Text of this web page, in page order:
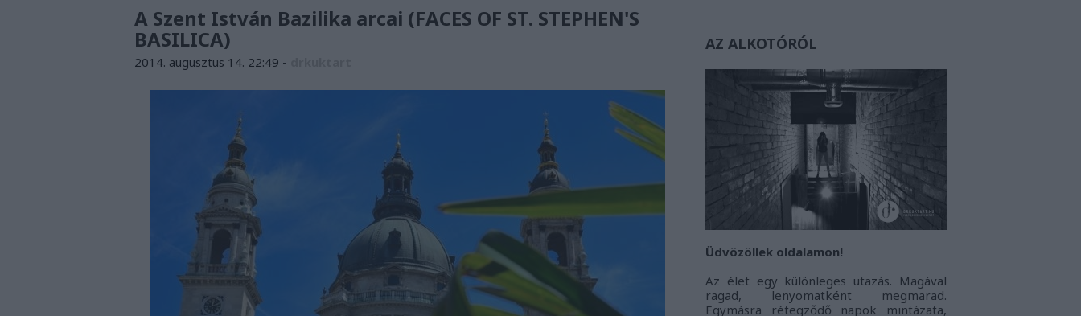
A Szent István Bazilika arcai (FACES OF ST. STEPHEN'S
BASILICA)
2014. augusztus 14. 22:49 -
AZ ALKOTÓRÓL
Üdvözöllek oldalamon!
Az élet egy különleges utazás. Magával
ragad, lenyomatként megmarad.
Egymásra rétegződő napok mintázata,